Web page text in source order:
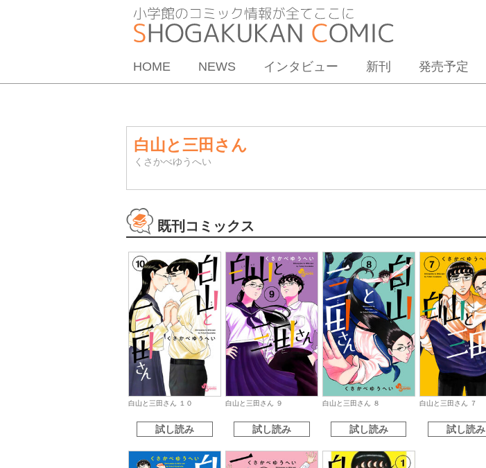
HOME NEWS インタビュー 新刊 発売予定
白山と三田さん
くさかべゆうへい
既刊コミックス
白山と三田さん １０
試し読み
白山と三田さん ９
試し読み
白山と三田さん ８
試し読み
白山と三田さん ７
試し読み